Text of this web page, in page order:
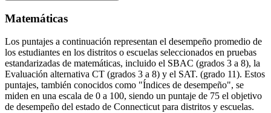
Matemáticas
Los puntajes a continuación representan el desempeño promedio de
los estudiantes en los distritos o escuelas seleccionados en pruebas
estandarizadas de matemáticas, incluido el SBAC (grados 3 a 8), la
Evaluación alternativa CT (grados 3 a 8) y el SAT. (grado 11). Estos
puntajes, también conocidos como "Índices de desempeño", se
miden en una escala de 0 a 100, siendo un puntaje de 75 el objetivo
de desempeño del estado de Connecticut para distritos y escuelas.